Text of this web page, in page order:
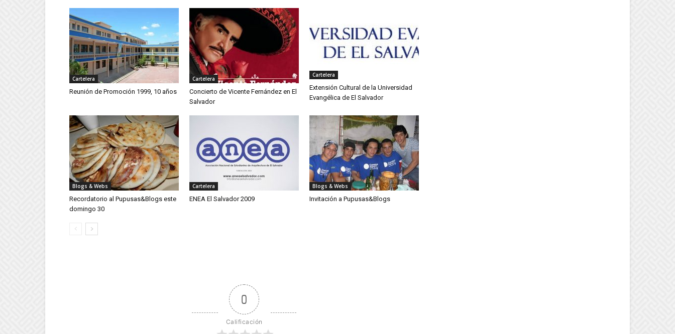
Cartelera
Reunión de Promoción 1999, 10 años
Cartelera
Concierto de Vicente Fernández en El
Salvador
Cartelera
Extensión Cultural de la Universidad
Evangélica de El Salvador
Blogs & Webs
Recordatorio al Pupusas&Blogs este
domingo 30
Cartelera
ENEA El Salvador 2009
Blogs & Webs
Invitación a Pupusas&Blogs
0
Calificación